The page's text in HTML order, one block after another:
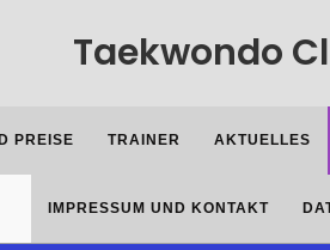
Taekwondo
PREISE TRAINER AKTUELLES
IMPRESSUM UND KONTAKT